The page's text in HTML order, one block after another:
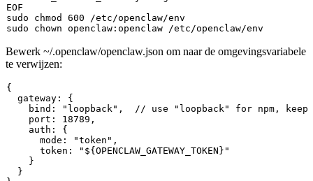
sudo
chmod
sudo
chown
Bewerk ~/.openclaw/openclaw.json om naar de omgevingsvariabele
te verwijzen:
{
  gateway: {
bind: "loopback",  // use "loopback" for npm, keep
    port: 18789,
    auth: {
      mode: "token",
      token: "${OPENCLAW_GATEWAY_TOKEN}"
    }
  }